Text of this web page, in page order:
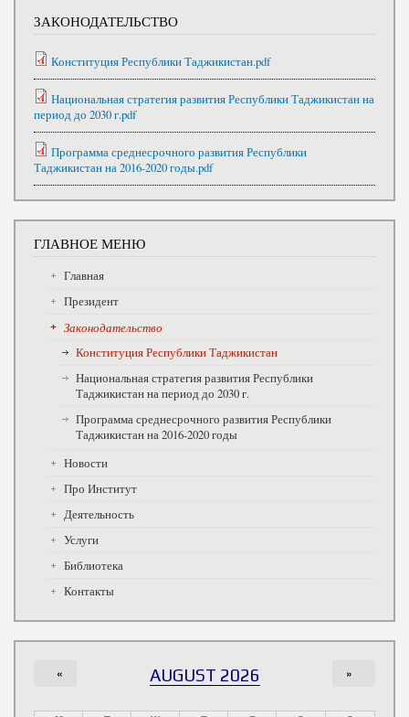
ЗАКОНОДАТЕЛЬСТВО
Конституция Республики Таджикистан.pdf
Национальная стратегия развития Республики Таджикистан на
период до 2030 г.pdf
Программа среднесрочного развития Республики
Таджикистан на 2016-2020 годы.pdf
ГЛАВНОЕ МЕНЮ
Главная
Президент
Законодательство
Конституция Республики Таджикистан
Национальная стратегия развития Республики
Таджикистан на период до 2030 г.
Программа среднесрочного развития Республики
Таджикистан на 2016-2020 годы
Новости
Про Институт
Деятельность
Услуги
Библиотека
Контакты
AUGUST 2026
« »